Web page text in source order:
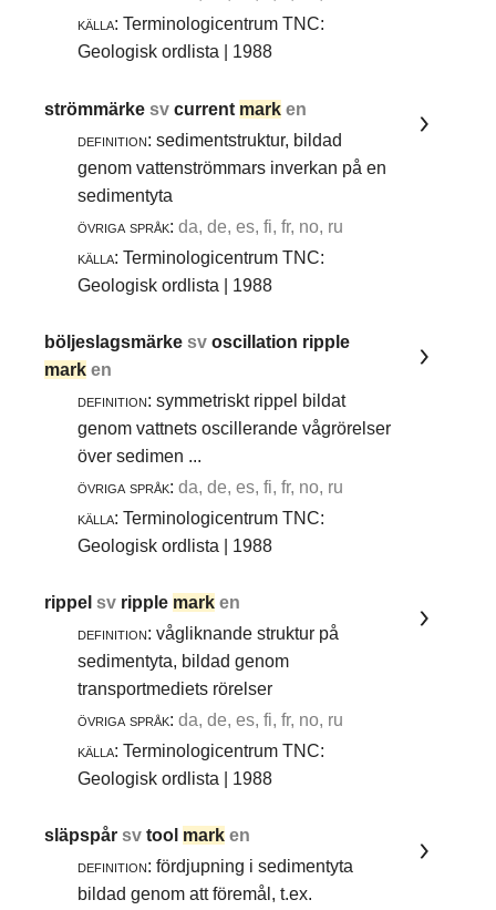
källa: Terminologicentrum TNC:
Geologisk ordlista | 1988
strömmärkesvcurrent mark en
definition: sedimentstruktur, bildad
genom vattenströmmars inverkan på en
sedimentyta
övriga språk: da, de, es, fi, fr, no, ru
källa: Terminologicentrum TNC:
Geologisk ordlista | 1988
böljeslagsmärkesvoscillation ripple
mark en
definition: symmetriskt rippel bildat
genom vattnets oscillerande vågrörelser
över sedimen ...
övriga språk: da, de, es, fi, fr, no, ru
källa: Terminologicentrum TNC:
Geologisk ordlista | 1988
rippelsv ripple mark en
definition: vågliknande struktur på
sedimentyta, bildad genom
transportmediets rörelser
övriga språk: da, de, es, fi, fr, no, ru
källa: Terminologicentrum TNC:
Geologisk ordlista | 1988
släpspårsvtool mark en
definition: fördjupning i sedimentyta
bildad genom att föremål, t.ex.